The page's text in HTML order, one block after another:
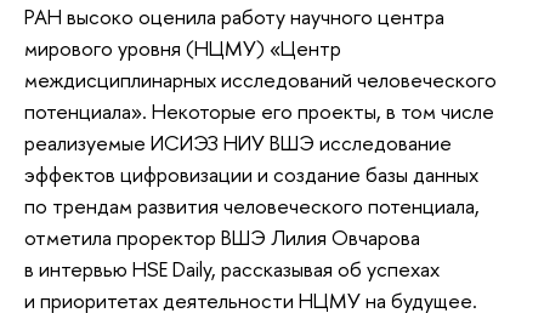
РАН высоко оценила работу научного центра
мирового уровня (НЦМУ) «Центр
междисциплинарных исследований человеческого
потенциала». Некоторые его проекты, в том числе
реализуемые ИСИЭЗ НИУ ВШЭ исследование
эффектов цифровизации и создание базы данных
по трендам развития человеческого потенциала,
отметила проректор ВШЭ Лилия Овчарова
в интервью HSE Daily, рассказывая об успехах
и приоритетах деятельности НЦМУ на будущее.